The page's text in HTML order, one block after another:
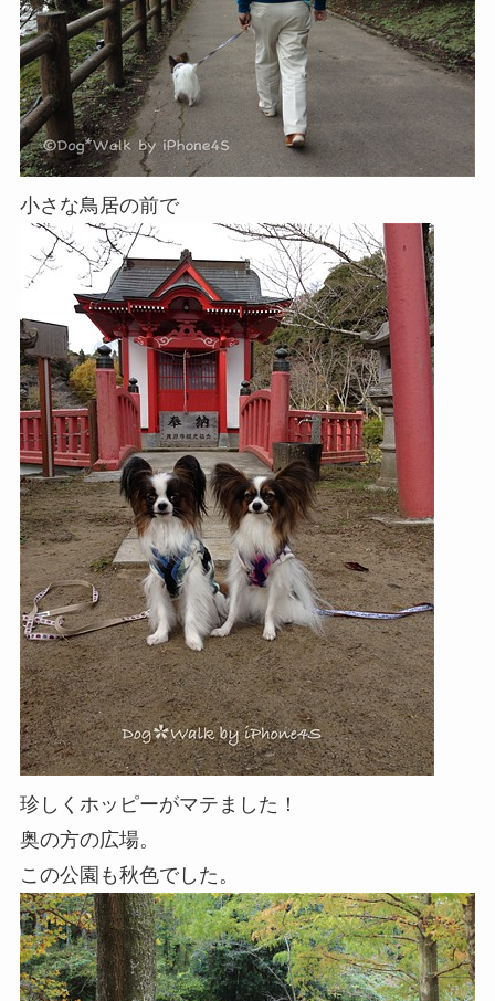
小さな鳥居の前で
珍しくホッピーがマテました！
奥の方の広場。
この公園も秋色でした。